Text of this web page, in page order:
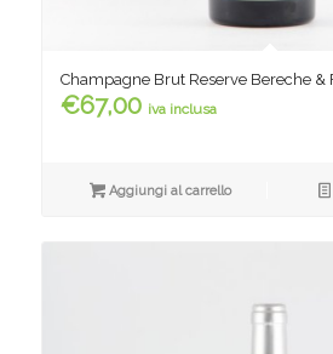
Champagne Brut Reserve Bereche &
€67,00 iva inclusa
Aggiungi al carrello